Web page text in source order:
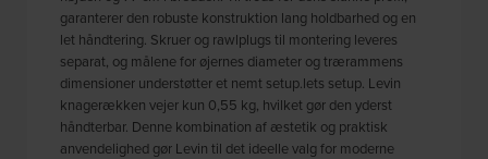
garanterer den robuste konstruktion lang holdbarhed og en
let håndtering. Skruer og rawlplugs til montering leveres
separat, og målene for øjernes diameter og trærammens
dimensioner understøtter et nemt setup.lets setup. Levin
knagerækken vejer kun 0,55 kg, hvilket gør den yderst
håndterbar. Denne kombination af æstetik og praktisk
anvendelighed gør Levin til det ideelle valg for moderne